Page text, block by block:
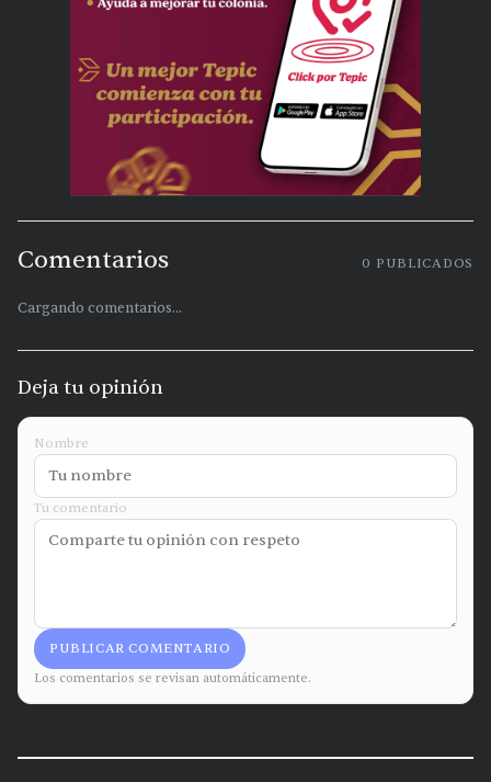
Comentarios 0 PUBLICADOS
Cargando comentarios...
Deja tu opinión
Nombre
Tu comentario
PUBLICAR COMENTARIO
Los comentarios se revisan automáticamente.